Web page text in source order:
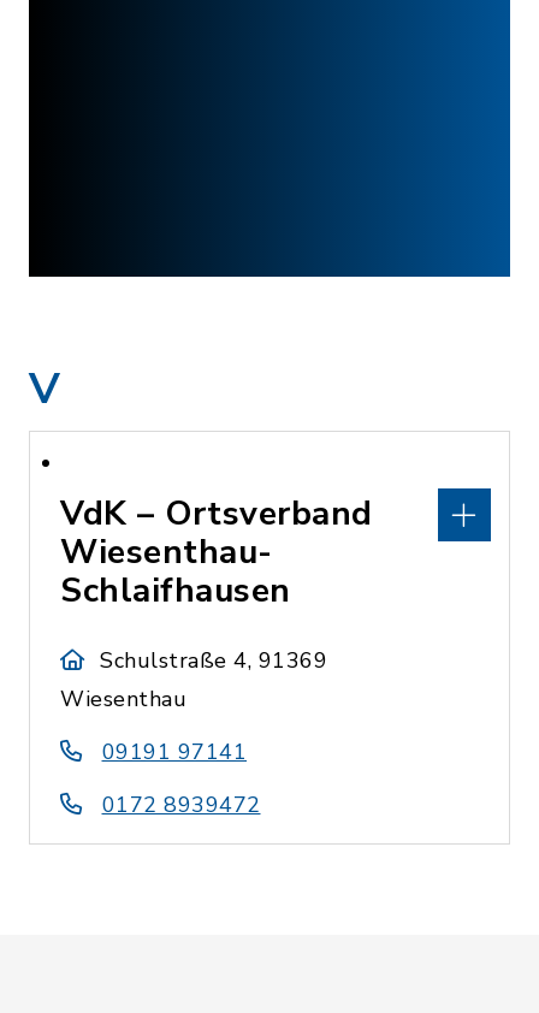
V
VdK – Ortsverband
Wiesenthau-
Schlaifhausen
Schulstraße 4, 91369
Wiesenthau
09191 97141
0172 8939472